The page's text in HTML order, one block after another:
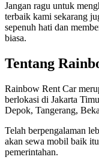
Jangan ragu untuk
terbaik kami sekarang
sepenuh hati dan
biasa.
Tentang
Rainbow Rent Car
berlokasi di Jakarta
Depok, Tangerang,
Telah berpengalaman
akan sewa mobil baik
pemerintahan.